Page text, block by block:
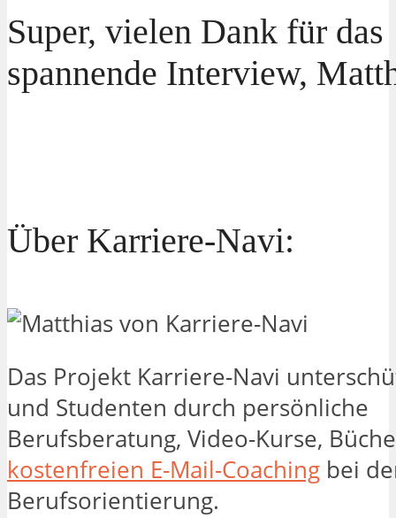
Super, vielen Dank für das
spannende Interview,
Über Karriere-Navi:
Das Projekt Karriere-Navi
und Studenten durch persönliche
Berufsberatung, Video-Kurse,
kostenfreien E-Mail-Coaching bei
Berufsorientierung.